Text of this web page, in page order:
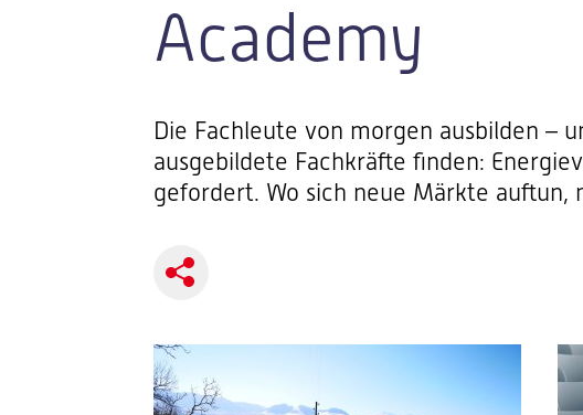
Academy
Die Fachleute von morgen ausbilden –
ausgebildete Fachkräfte finden:
gefordert. Wo sich neue Märkte auftun,